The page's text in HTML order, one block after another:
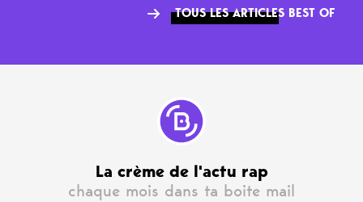
TOUS LES ARTICLES BEST OF
La crème de l'actu rap
chaque mois dans ta boite mail